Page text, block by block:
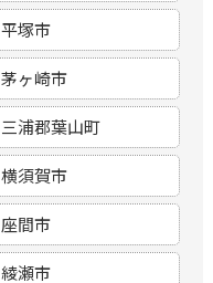
平塚市
茅ヶ崎市
三浦郡葉山町
横須賀市
座間市
綾瀬市